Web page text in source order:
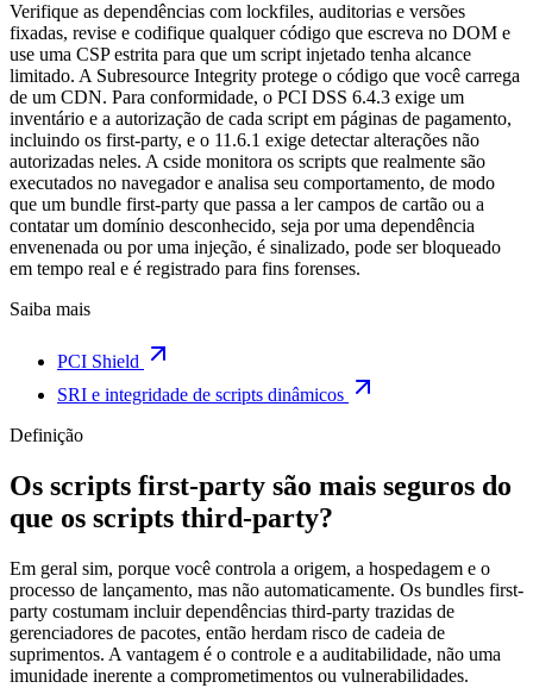
Verifique as dependências com lockfiles, auditorias e versões
fixadas, revise e codifique qualquer código que escreva no DOM e
use uma CSP estrita para que um script injetado tenha alcance
limitado. A Subresource Integrity protege o código que você carrega
de um CDN. Para conformidade, o PCI DSS 6.4.3 exige um
inventário e a autorização de cada script em páginas de pagamento,
incluindo os first-party, e o 11.6.1 exige detectar alterações não
autorizadas neles. A cside monitora os scripts que realmente são
executados no navegador e analisa seu comportamento, de modo
que um bundle first-party que passa a ler campos de cartão ou a
contatar um domínio desconhecido, seja por uma dependência
envenenada ou por uma injeção, é sinalizado, pode ser bloqueado
em tempo real e é registrado para fins forenses.
Saiba mais
PCI Shield
SRI e integridade de scripts dinâmicos
Definição
Os scripts first-party são mais seguros do
que os scripts third-party?
Em geral sim, porque você controla a origem, a hospedagem e o
processo de lançamento, mas não automaticamente. Os bundles first-
party costumam incluir dependências third-party trazidas de
gerenciadores de pacotes, então herdam risco de cadeia de
suprimentos. A vantagem é o controle e a auditabilidade, não uma
imunidade inerente a comprometimentos ou vulnerabilidades.